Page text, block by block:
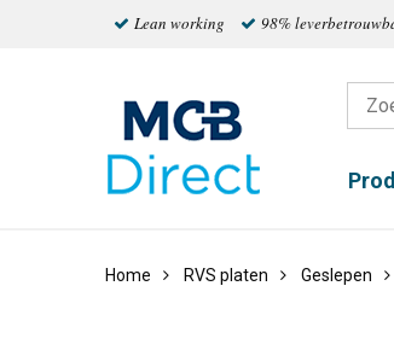
Lean working 98%
Home RVS platen Geslepen